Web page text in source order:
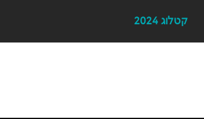
קטלוג 2024